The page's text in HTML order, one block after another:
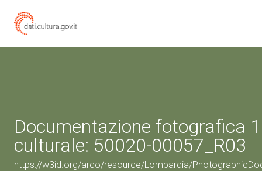
Documentazione fotografica
culturale: 50020-00057_R03
https://w3id.org/arco/resource/Lombardia/